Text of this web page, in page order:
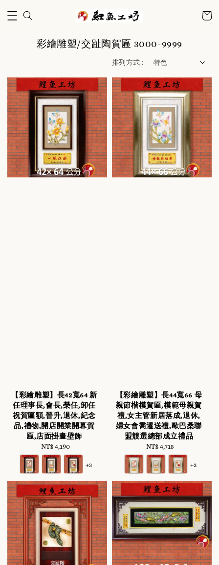
彩繪雕塑/交趾陶賀匾 3000-9999
排列方式 :
【彩繪雕塑】長42寬64 新
任理事長,會長,榮任,卸任
祝賀匾額,晉升,退休,紀念
品,禮物,開店開業開幕賀
匾,店面掛畫壁飾
Regular
price
NT$ 4,190
+3
【彩繪雕塑】長44寬66 母
親節楷模賀匾,模範母親賀
禮,女主管新居落成,退休,
婦女會喬遷送禮,歐巴桑聯
盟競選總部成立禮品
Regular
price
NT$ 4,715
+3